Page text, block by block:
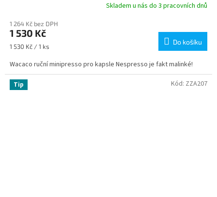
Skladem u nás do 3 pracovních dnů
1 264 Kč bez DPH
1 530 Kč
Měrná
1 530 Kč / 1 ks
Do košíku
Wacaco ruční minipresso pro kapsle Nespresso je fakt malinké!
Tip Kód: ZZA207